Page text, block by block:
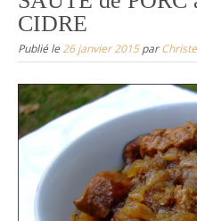
CIDRE
Publié le 26 janvier 2015par